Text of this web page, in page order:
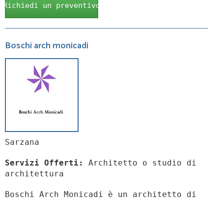
Richiedi un preventivo
Boschi arch monicadi
Sarzana
Servizi Offerti:
Architetto o studio di
architettura
Boschi Arch Monicadi è un architetto di